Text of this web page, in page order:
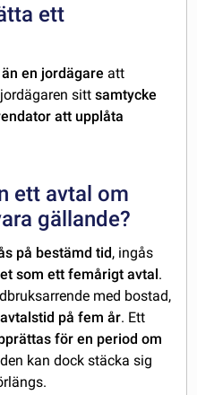
ett
en jordägare att
sittsamtycke
att upplåta
ett avtal om
gällande?
på bestämd tid, ingås
som ett femårigt avtal.
med bostad,
på fem år. Ett
för en period om
kan dock stäcka sig